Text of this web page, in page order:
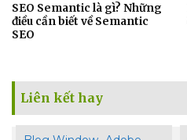
SEO Semantic là gì? Những
điều cần biết về Semantic
SEO
Liên kết hay